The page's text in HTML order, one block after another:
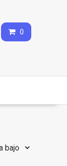
0